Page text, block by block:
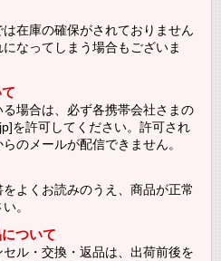
在庫の確保がされておりません
なってしまう場合もございま
場合は、必ず各携帯会社さまの
を許可してください。許可され
のメールが配信できません。
よくお読みのうえ、商品が正常
。
ついて
ル・交換・返品は、出荷前後を